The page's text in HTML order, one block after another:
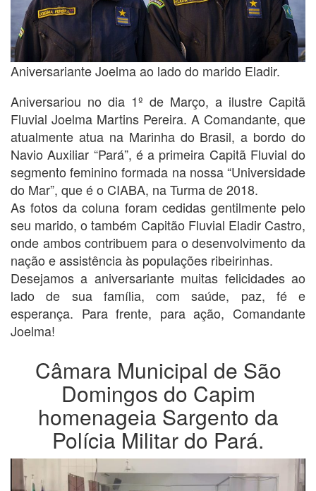
Aniversariante Joelma ao lado do marido Eladir.
Aniversariou no dia 1º de Março, a ilustre Capitã
Fluvial Joelma Martins Pereira. A Comandante, que
atualmente atua na Marinha do Brasil, a bordo do
Navio Auxiliar “Pará”, é a primeira Capitã Fluvial do
segmento feminino formada na nossa “Universidade
do Mar”, que é o CIABA, na Turma de 2018.
As fotos da coluna foram cedidas gentilmente pelo
seu marido, o também Capitão Fluvial Eladir Castro,
onde ambos contribuem para o desenvolvimento da
nação e assistência às populações ribeirinhas.
Desejamos a aniversariante muitas felicidades ao
lado de sua família, com saúde, paz, fé e
esperança. Para frente, para ação, Comandante
Joelma!
Câmara Municipal de São
Domingos do Capim
homenageia Sargento da
Polícia Militar do Pará.